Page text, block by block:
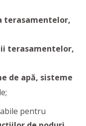
terasamentelor,
terasamentelor,
de apă, sisteme
pentru